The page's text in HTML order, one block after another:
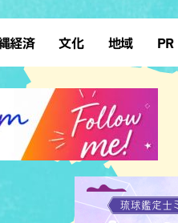
い
レビ
経済 文化
復帰50年
地域
本島北部
本島南部
北部離島
PR